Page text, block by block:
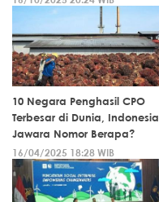
10 Negara Penghasil CPO
Terbesar di Dunia, Indonesia
Jawara Nomor Berapa?
16/04/2025 18:28 WIB